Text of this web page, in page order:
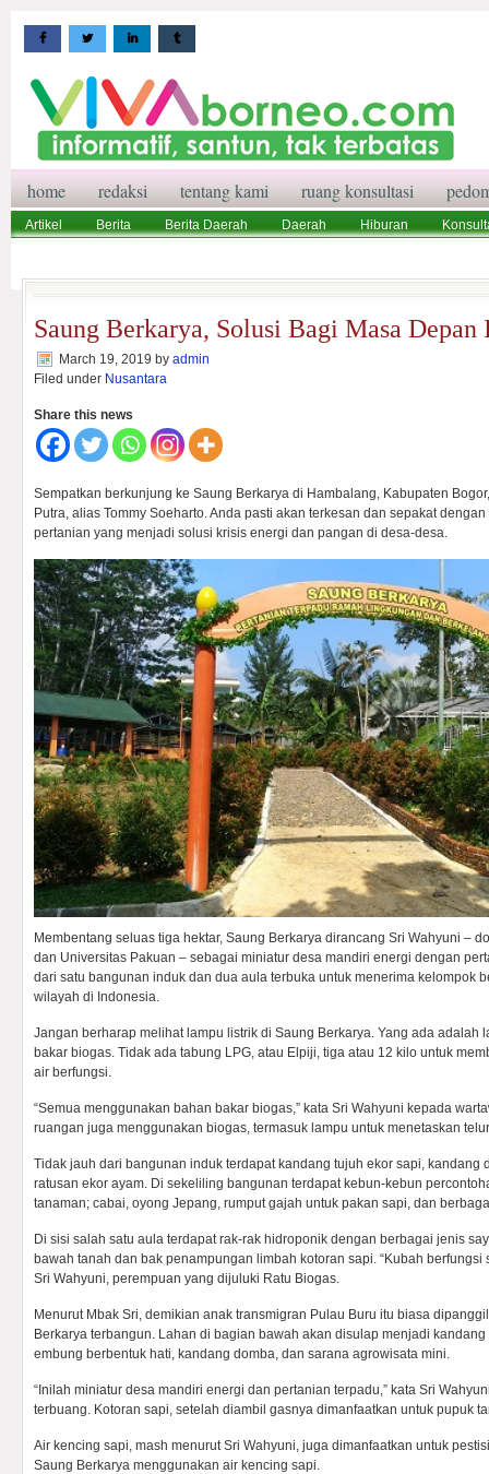
home redaksi tentang kami ruang konsultasi
Artikel Berita Berita Daerah Daerah Hiburan
Saung Berkarya, Solusi Bagi Masa Depan
March 19, 2019 by admin
Filed under Nusantara
Share this news
Sempatkan berkunjung ke Saung Berkarya di Hambalang, Kabupaten
Putra, alias Tommy Soeharto. Anda pasti akan terkesan dan sepakat
pertanian yang menjadi solusi krisis energi dan pangan di desa-desa.
Membentang seluas tiga hektar, Saung Berkarya dirancang Sri Wahyuni –
dan Universitas Pakuan – sebagai miniatur desa mandiri energi dengan
dari satu bangunan induk dan dua aula terbuka untuk menerima kelompok
wilayah di Indonesia.
Jangan berharap melihat lampu listrik di Saung Berkarya. Yang ada adalah
bakar biogas. Tidak ada tabung LPG, atau Elpiji, tiga atau 12 kilo untuk
air berfungsi.
“Semua menggunakan bahan bakar biogas,” kata Sri Wahyuni kepada
ruangan juga menggunakan biogas, termasuk lampu untuk menetaskan
Tidak jauh dari bangunan induk terdapat kandang tujuh ekor sapi, kandang
ratusan ekor ayam. Di sekeliling bangunan terdapat kebun-kebun
tanaman; cabai, oyong Jepang, rumput gajah untuk pakan sapi, dan
Di sisi salah satu aula terdapat rak-rak hidroponik dengan berbagai jenis
bawah tanah dan bak penampungan limbah kotoran sapi. “Kubah berfungsi
Sri Wahyuni, perempuan yang dijuluki Ratu Biogas.
Menurut Mbak Sri, demikian anak transmigran Pulau Buru itu biasa
Berkarya terbangun. Lahan di bagian bawah akan disulap menjadi
embung berbentuk hati, kandang domba, dan sarana agrowisata mini.
“Inilah miniatur desa mandiri energi dan pertanian terpadu,” kata Sri
terbuang. Kotoran sapi, setelah diambil gasnya dimanfaatkan untuk pupuk
Air kencing sapi, mash menurut Sri Wahyuni, juga dimanfaatkan untuk
Saung Berkarya menggunakan air kencing sapi.